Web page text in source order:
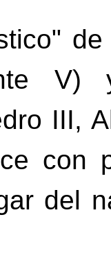
V)
III,
con
del